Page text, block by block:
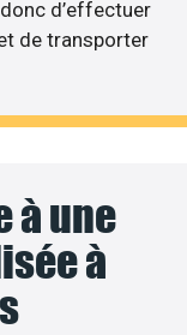
d’effectuer
de transporter
à une
à